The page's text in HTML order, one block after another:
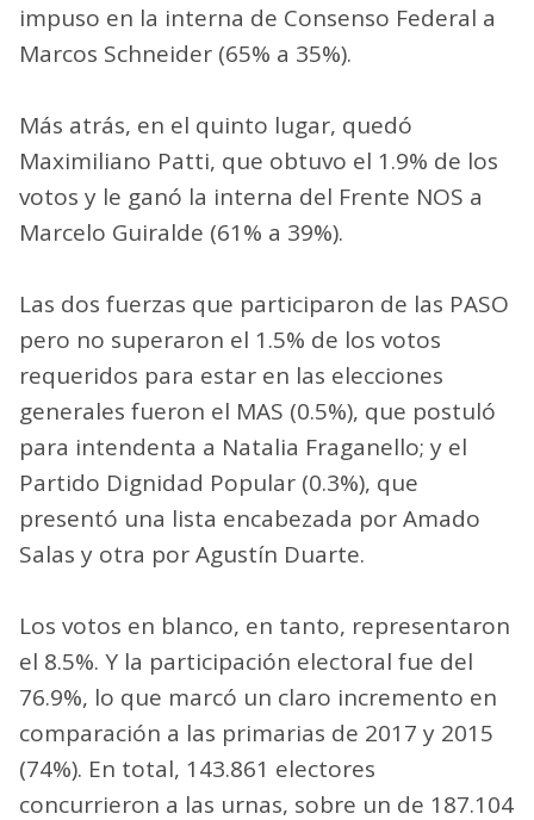
impuso en la interna de Consenso Federal a
Marcos Schneider (65% a 35%).
Más atrás, en el quinto lugar, quedó
Maximiliano Patti, que obtuvo el 1.9% de los
votos y le ganó la interna del Frente NOS a
Marcelo Guiralde (61% a 39%).
Las dos fuerzas que participaron de las PASO
pero no superaron el 1.5% de los votos
requeridos para estar en las elecciones
generales fueron el MAS (0.5%), que postuló
para intendenta a Natalia Fraganello; y el
Partido Dignidad Popular (0.3%), que
presentó una lista encabezada por Amado
Salas y otra por Agustín Duarte.
Los votos en blanco, en tanto, representaron
el 8.5%. Y la participación electoral fue del
76.9%, lo que marcó un claro incremento en
comparación a las primarias de 2017 y 2015
(74%). En total, 143.861 electores
concurrieron a las urnas, sobre un de 187.104